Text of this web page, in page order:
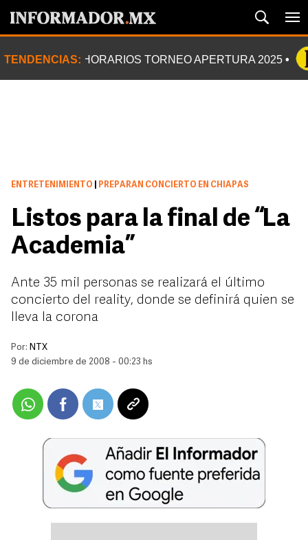
TENDENCIAS: HORARIOS TORNEO APERTURA 2025
ENTRETENIMIENTO PREPARAN CONCIERTO EN CHIAPAS
Listos para la final de “La
Academia”
Ante 35 mil personas se realizará el último
concierto del reality, donde se definirá quien se
lleva la corona
Por: NTX
9 de diciembre de 2008 - 00:23 hs